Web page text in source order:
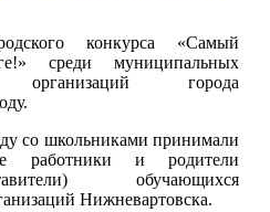
конкурса «Самый
среди муниципальных
организаций города
со школьниками принимали
работники и родители
обучающихся
Нижневартовска.